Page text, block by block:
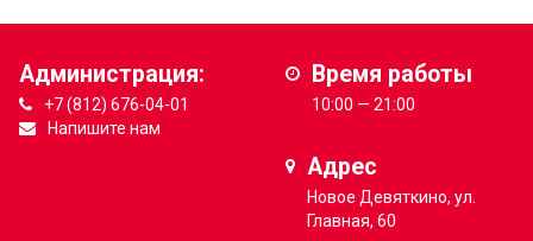
Администрация:
+7 (812) 676-04-01
Напишите нам
Время работы
10:00 — 21:00
Адрес
Новое Девяткино, ул.
Главная, 60